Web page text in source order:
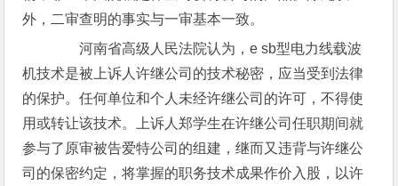
外，二审查明的事实与一审基本一致。
河南省高级人民法院认为，e sb型电力线载波
机技术是被上诉人许继公司的技术秘密，应当受到法律
的保护。任何单位和个人未经许继公司的许可，不得使
用或转让该技术。上诉人郑学生在许继公司任职期间就
参与了原审被告爱特公司的组建，继而又违背与许继公
司的保密约定，将掌握的职务技术成果作价入股，以许